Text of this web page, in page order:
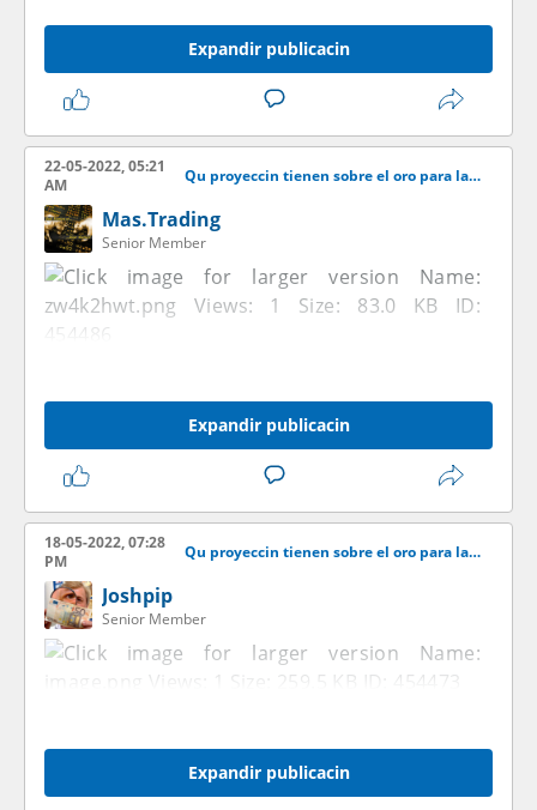
Expandir publicacin
22-05-2022, 05:21
AM
Qu proyeccin tienen sobre el oro para las venideras semanas?
Mas.Trading
Senior Member
Expandir publicacin
18-05-2022, 07:28
PM
Qu proyeccin tienen sobre el oro para las venideras semanas?
Joshpip
Senior Member
Expandir publicacin